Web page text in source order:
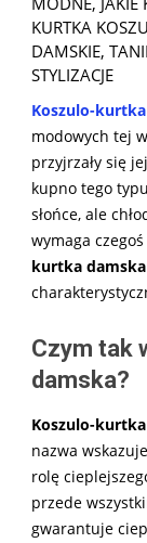
KURTKA
DAMSKIE,
STYLIZACJE
Koszulo-kurtka
modowych tej
przyjrzały się
kupno tego
słońce, ale
wymaga
kurtka damska
Czym tak
damska?
Koszulo-kurtka
nazwa
rolę
przede
gwarantuje